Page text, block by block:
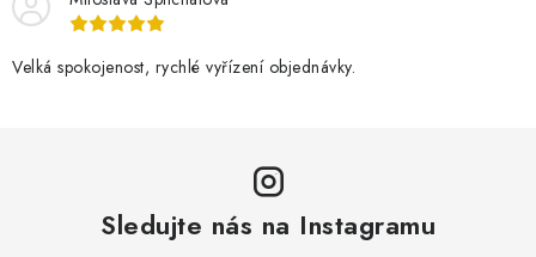
Velká spokojenost, rychlé vyřízení objednávky.
Sledujte nás na Instagramu